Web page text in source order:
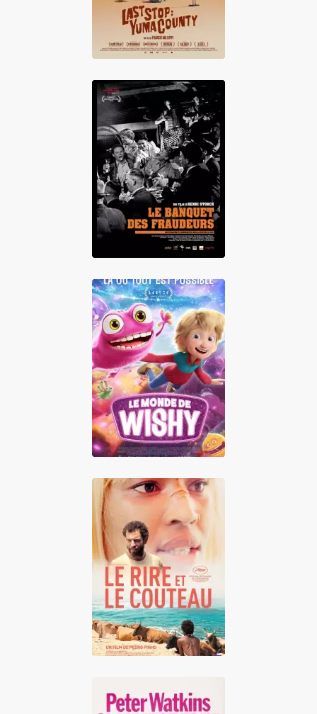
Le Banquet des
fraudeurs
Le Monde de
Wishy
Le Rire et le
couteau